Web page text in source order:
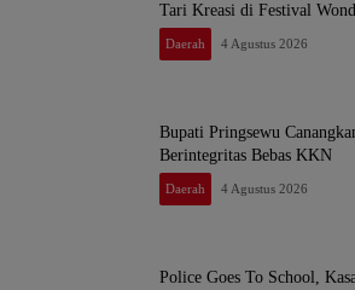
Tari Kreasi di Festival
Daerah 4 Agustus 2026
Bupati Pringsewu
Berintegritas Bebas KKN
Daerah 4 Agustus 2026
Police Goes To School,